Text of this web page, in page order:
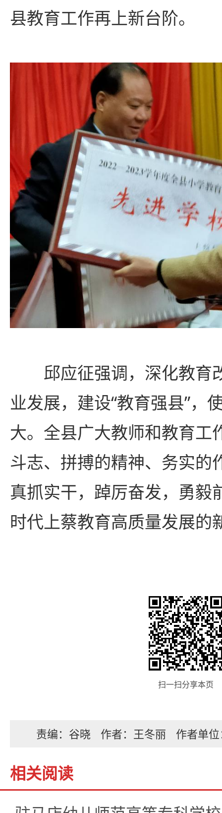
县教育工作再上新台阶。
邱应征强调，深化教育
业发展，建设“教育强县”，
大。全县广大教师和教育工
斗志、拼搏的精神、务实的
真抓实干，踔厉奋发，勇毅
时代上蔡教育高质量发展的
扫一扫分享本页
责编：谷晓 作者：王冬丽 作者单
相关阅读